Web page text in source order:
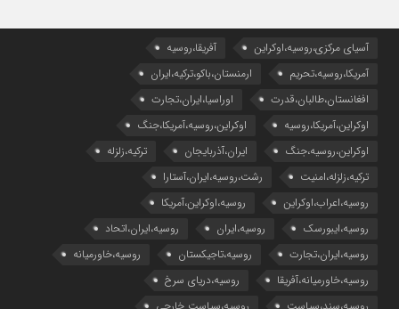
آسیای مرکزی،روسیه،اوکراین
آفریقا،روسیه
آمریکا،روسیه،تحریم
ارمنستان،باکو،ترکیه،ایران
افغانستان،طالبان،قدرت
اوراسیا،ایران،تجارت
اوکراین،آمریکا،روسیه
اوکراین،روسیه،آمریکا،جنگ
اوکراین،روسیه،جنگ
ایران،آذربایجان
ترکیه،زلزله
ترکیه،زلزله،امنیت
رشت،روسیه،ایران،آستارا
روسیه،اعراب،اوکراین
روسیه،اوکراین،آمریکا
روسیه،ایبورسک
روسیه،ایران
روسیه،ایران،اتحاد
روسیه،ایران،تجارت
روسیه،تاجیکستان
روسیه،خاورمیانه
روسیه،خاورمیانه،آفریقا
روسیه،دریای سرخ